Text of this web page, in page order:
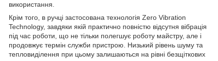
використання.
Крім того, в ручці застосована технологія Zero Vibration
Technology, завдяки якій практично повністю відсутня вібрація
під час роботи, що не тільки полегшує роботу майстру, але і
продовжує термін служби пристрою. Низький рівень шуму та
тепловиділення при цьому залишаються на рівні безщіткових